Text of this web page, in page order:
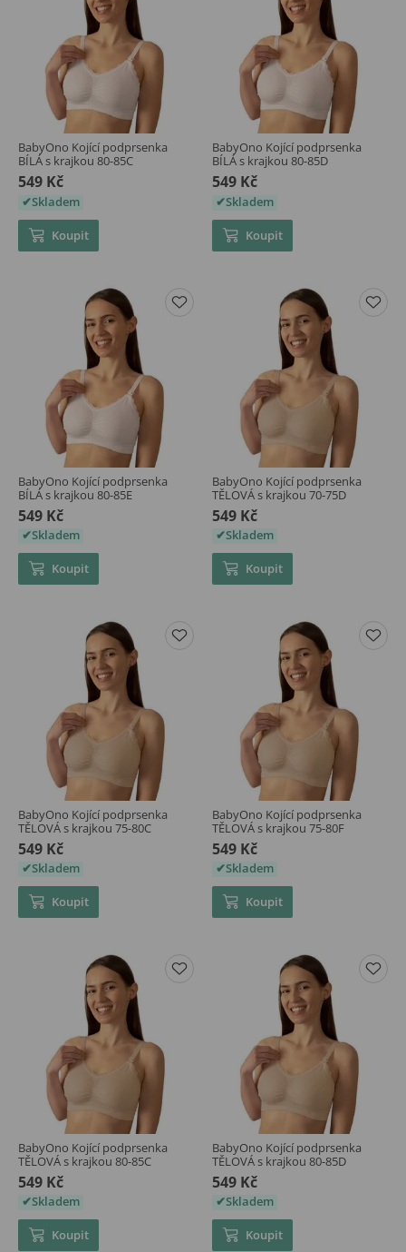
BabyOno Kojící podprsenka
BÍLÁ s krajkou 80-85C
549 Kč
Skladem
Koupit
BabyOno Kojící podprsenka
BÍLÁ s krajkou 80-85D
549 Kč
Skladem
Koupit
BabyOno Kojící podprsenka
BÍLÁ s krajkou 80-85E
549 Kč
Skladem
Koupit
BabyOno Kojící podprsenka
TĚLOVÁ s krajkou 70-75D
549 Kč
Skladem
Koupit
BabyOno Kojící podprsenka
TĚLOVÁ s krajkou 75-80C
549 Kč
Skladem
Koupit
BabyOno Kojící podprsenka
TĚLOVÁ s krajkou 75-80F
549 Kč
Skladem
Koupit
BabyOno Kojící podprsenka
TĚLOVÁ s krajkou 80-85C
549 Kč
Skladem
Koupit
BabyOno Kojící podprsenka
TĚLOVÁ s krajkou 80-85D
549 Kč
Skladem
Koupit